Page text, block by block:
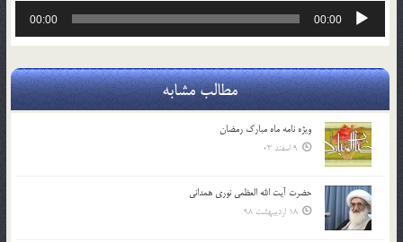
پخش‌کننده
00:00
00:00
مطالب مشابه
ویژه نامه ماه مبارک رمضان
9 اسفند 03
حضرت آیت الله العظمی نوری همدانی
18 اردیبهشت 98